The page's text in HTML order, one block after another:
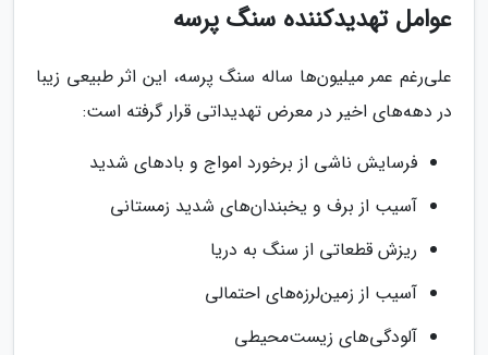
عوامل تهدیدکننده سنگ پرسه
علی‌رغم عمر میلیون‌ها ساله سنگ پرسه، این اثر طبیعی زیبا
در دهه‌های اخیر در معرض تهدیداتی قرار گرفته است:
فرسایش ناشی از برخورد امواج و بادهای شدید
آسیب از برف و یخبندان‌های شدید زمستانی
ریزش قطعاتی از سنگ به دریا
آسیب از زمین‌لرزه‌های احتمالی
آلودگی‌های زیست‌محیطی